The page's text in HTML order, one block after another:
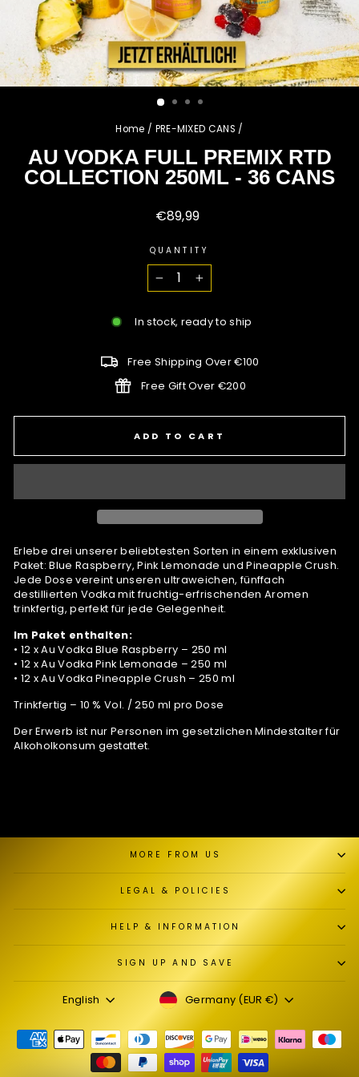
Home / PRE-MIXED CANS /
AU VODKA FULL PREMIX RTD
COLLECTION 250ML - 36 CANS
Regular
€89,99
QUANTITY
+
In stock, ready to ship
Free Shipping Over €100
Free Gift Over €200
ADD TO CART
Erlebe drei unserer beliebtesten Sorten in einem exklusiven
Paket: Blue Raspberry, Pink Lemonade und Pineapple Crush.
Jede Dose vereint unseren ultraweichen, fünffach
destillierten Vodka mit fruchtig-erfrischenden Aromen
trinkfertig, perfekt für jede Gelegenheit.
Im Paket enthalten:
• 12 x Au Vodka Blue Raspberry – 250 ml
• 12 x Au Vodka Pink Lemonade – 250 ml
• 12 x Au Vodka Pineapple Crush – 250 ml
Trinkfertig – 10 % Vol. / 250 ml pro Dose
Der Erwerb ist nur Personen im gesetzlichen Mindestalter für
Alkoholkonsum gestattet.
MORE FROM US
LEGAL & POLICIES
HELP & INFORMATION
SIGN UP AND SAVE
LANGUAGE
English CURRENCY
Germany (EUR €)